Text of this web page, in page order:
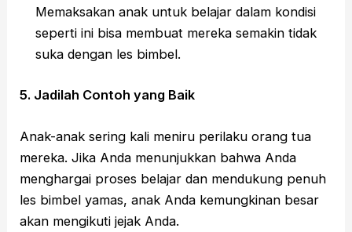
Memaksakan anak untuk belajar dalam kondisi
seperti ini bisa membuat mereka semakin tidak
suka dengan les bimbel.
5. Jadilah Contoh yang Baik
Anak-anak sering kali meniru perilaku orang tua
mereka. Jika Anda menunjukkan bahwa Anda
menghargai proses belajar dan mendukung penuh
les bimbel yamas, anak Anda kemungkinan besar
akan mengikuti jejak Anda.